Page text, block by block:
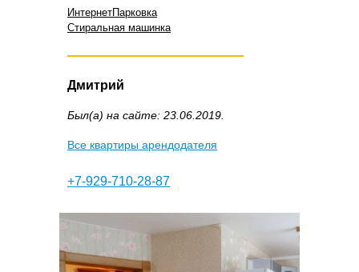
ИнтернетПарковка
Стиральная машинка
Дмитрий
Был(а) на сайте: 23.06.2019.
Все квартиры арендодателя
+7-929-710-28-87